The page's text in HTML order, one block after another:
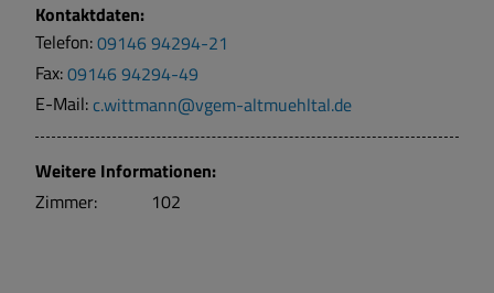
Kontaktdaten:
Telefon:09146 94294-21
Fax:09146 94294-49
E-Mail: c.wittmann@vgem-altmuehltal.de
Weitere Informationen:
Zimmer:
102